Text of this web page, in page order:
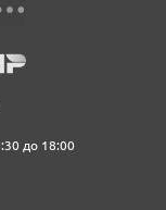
до 18:00